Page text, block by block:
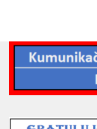
2017/18
2014/15
Vzkazy